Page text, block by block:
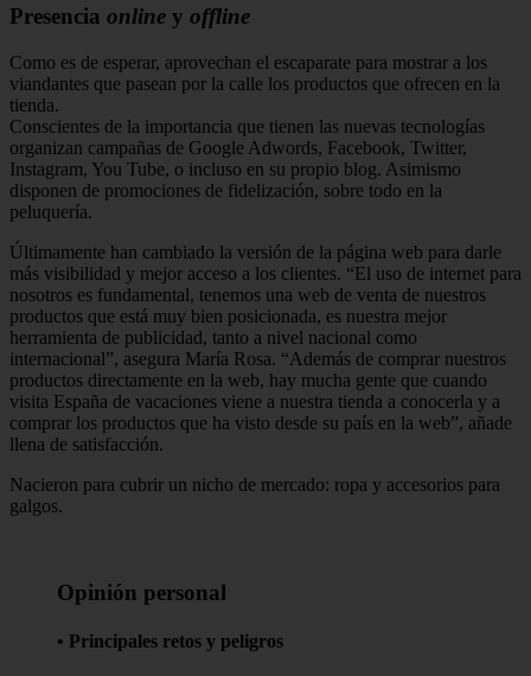
Presencia online y offline
Como es de esperar, aprovechan el escaparate para mostrar a los
viandantes que pasean por la calle los productos que ofrecen en la
tienda.
Conscientes de la importancia que tienen las nuevas tecnologías
organizan campañas de Google Adwords, Facebook, Twitter,
Instagram, You Tube, o incluso en su propio blog. Asimismo
disponen de promociones de fidelización, sobre todo en la
peluquería.
Últimamente han cambiado la versión de la página web para darle
más visibilidad y mejor acceso a los clientes. “El uso de internet para
nosotros es fundamental, tenemos una web de venta de nuestros
productos que está muy bien posicionada, es nuestra mejor
herramienta de publicidad, tanto a nivel nacional como
internacional”, asegura María Rosa. “Además de comprar nuestros
productos directamente en la web, hay mucha gente que cuando
visita España de vacaciones viene a nuestra tienda a conocerla y a
comprar los productos que ha visto desde su país en la web”, añade
llena de satisfacción.
Nacieron para cubrir un nicho de mercado: ropa y accesorios para
galgos.
Opinión personal
• Principales retos y peligros